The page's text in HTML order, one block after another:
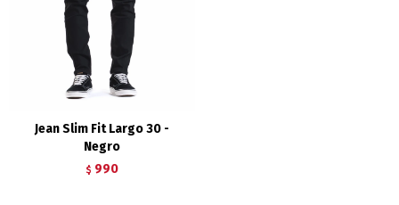
Jean Slim Fit Largo 30 -
Negro
$ 990